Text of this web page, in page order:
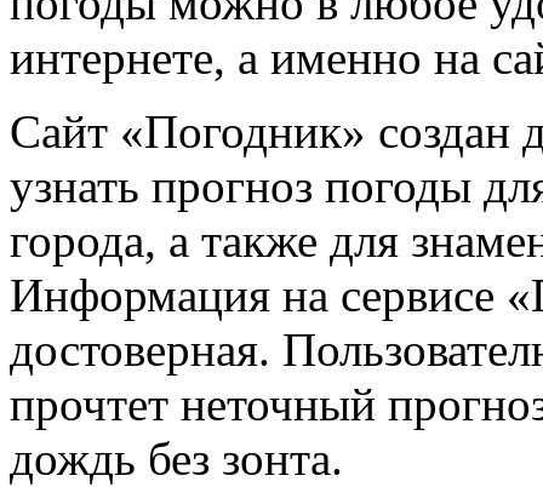
интернете, а именно на
Сайт «Погодник» создан
узнать прогноз погоды
города, а также для
Информация на сервисе
достоверная.
прочтет неточный
дождь без зонта.